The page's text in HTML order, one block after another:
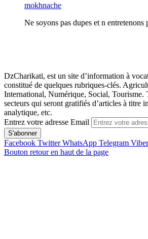
mokhnache
Ne soyons pas dupes et n entretenons
DzCharikati, est un site d’information à
constitué de quelques rubriques-clés.
International, Numérique, Social, Tourisme.
secteurs qui seront gratifiés d’articles à titre
analytique, etc.
Entrez votre adresse Email
Facebook Twitter WhatsApp Telegram Viber
Bouton retour en haut de la page